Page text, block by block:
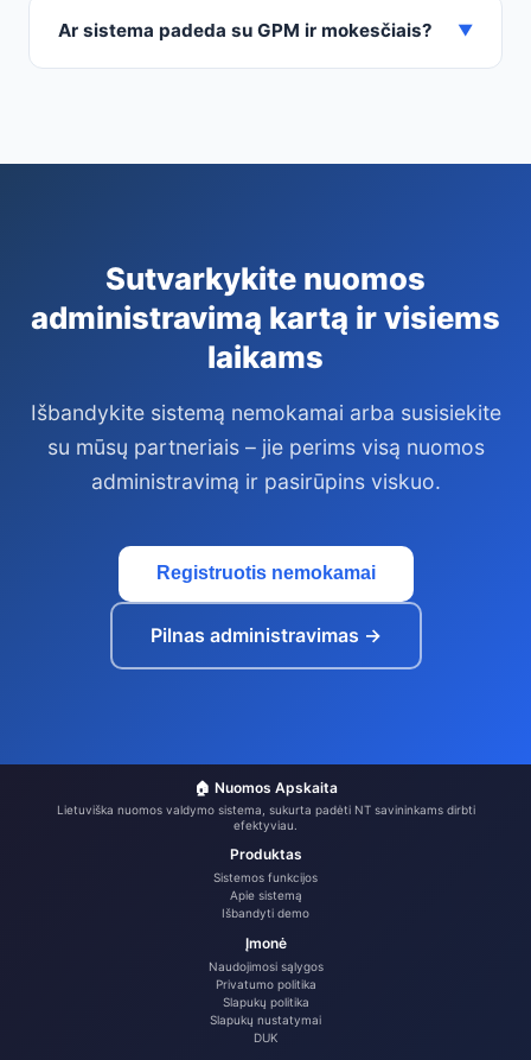
Ar sistema padeda su GPM ir mokesčiais? ▼
Sutvarkykite nuomos
administravimą kartą ir visiems
laikams
Išbandykite sistemą nemokamai arba susisiekite
su mūsų partneriais – jie perims visą nuomos
administravimą ir pasirūpins viskuo.
Registruotis nemokamai
Pilnas administravimas →
🏠 Nuomos Apskaita
Lietuviška nuomos valdymo sistema, sukurta padėti NT savininkams dirbti
efektyviau.
Produktas
Sistemos funkcijos
Apie sistemą
Išbandyti demo
Įmonė
Naudojimosi sąlygos
Privatumo politika
Slapukų politika
Slapukų nustatymai
DUK